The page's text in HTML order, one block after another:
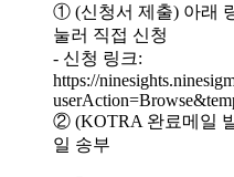
① (신청서 제출) 아래
눌러 직접 신청
- 신청 링크:
https://
② (KOTRA 완료메일 발
일 송부